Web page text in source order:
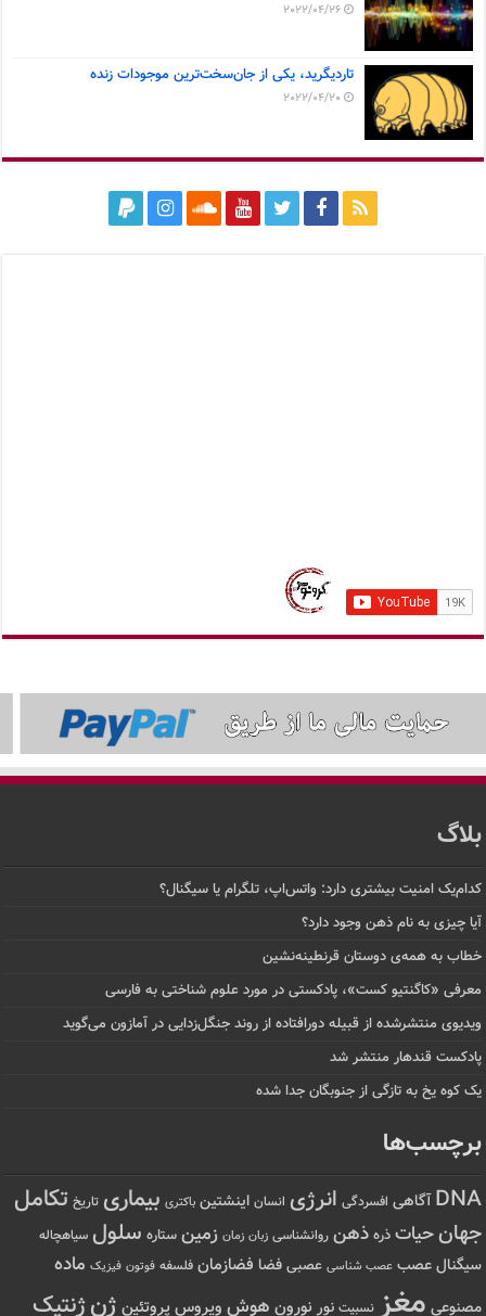
2022/04/26
تاردیگرید، یکی از جان‌سخت‌ترین موجودات زنده
2022/04/20
بلاگ
کدام‌یک امنیت بیشتری دارد: واتس‌اپ، تلگرام یا سیگنال؟
آیا چیزی به نام ذهن وجود دارد؟
خطاب به همه‌ی دوستان قرنطینه‌نشین
معرفی «کاگنتیو کست»، پادکستی در مورد علوم شناختی به فارسی
ویدیوی منتشرشده از قبیله دورافتاده‌ از روند جنگل‌زدایی در آمازون می‌گوید
پادکست قندهار منتشر شد
یک کوه یخ به تازگی از جنوبگان جدا شده
برچسب‌ها
DNA آگاهی افسردگی انرژی انسان اینشتین باکتری بیماری تاریخ تکامل
جهانحیات ذره ذهن روانشناسی زبان زمان زمین ستاره سلول سیاهچاله
سیگنال عصب عصب شناسی عصبی فضا فضازمان فلسفه فوتون فیزیک ماده
مصنوعی مغز نسبیت نور نورون هوش ویروس پروتئین ژنژنتیک